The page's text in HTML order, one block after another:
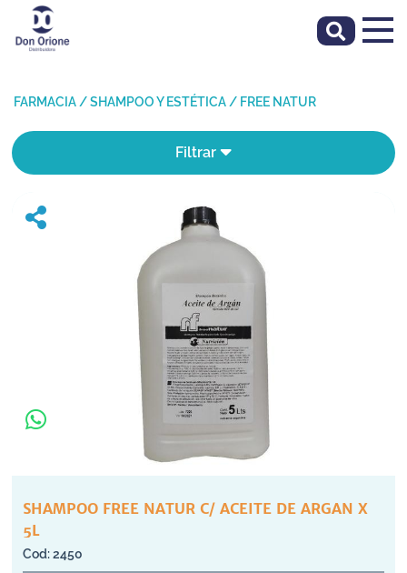
FARMACIA /SHAMPOO Y ESTÉTICA / FREE NATUR
Filtrar
SHAMPOO FREE NATUR C/ ACEITE DE ARGAN X
5L
2450